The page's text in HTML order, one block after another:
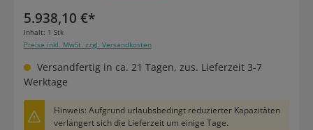
5.938,10 €*
Inhalt: 1 Stk
Preise inkl. MwSt. zzgl. Versandkosten
Versandfertig in ca. 21 Tagen, zus. Lieferzeit 3-7
Werktage
Hinweis: Aufgrund urlaubsbedingt reduzierter Kapazitäten
verlängert sich die Lieferzeit um einige Tage.